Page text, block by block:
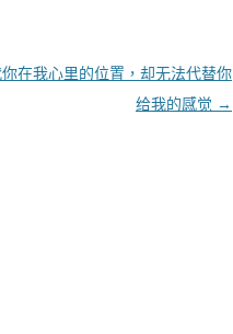
在我心里的位置，却无法代替你
给我的感觉 →